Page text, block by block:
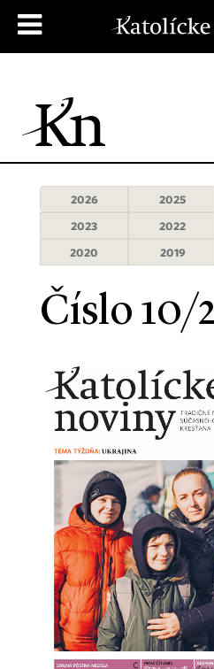
2026 2025
2023
2022
2020
2019
Číslo 10/